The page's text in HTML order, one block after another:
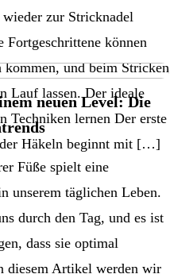
zur Stricknadel
können
kommen, und beim Stricken
Lauf lassen. Der ideale
Techniken lernen Der erste
Häkeln beginnt mit […]
neuen Level: Die
Füße spielt eine
unserem täglichen Leben.
durch den Tag, und es ist
dass sie optimal
diesem Artikel werden wir